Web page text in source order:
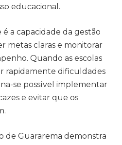
educacional.
a capacidade da gestão
metas claras e monitorar
Quando as escolas
rapidamente dificuldades
se possível implementar
e evitar que os
de Guararema demonstra